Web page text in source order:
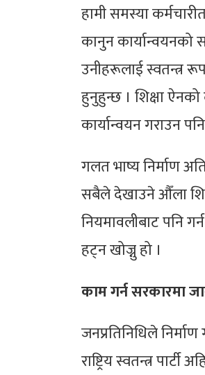
हामी समस्या
कानुन कार्यान्वयनको
उनीहरूलाई स्वतन्त्र
हुनुहुन्छ । शिक्षा
कार्यान्वयन गराउन
गलत भाष्य निर्माण
सबैले देखाउने औँला
नियमावलीबाट पनि
हट्न खोज्नु हो ।
काम गर्न सरकारमा
जनप्रतिनिधिले
राष्ट्रिय स्वतन्त्र